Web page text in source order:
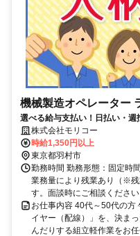
機械製造オペレーター
選べる給与支払い！日払い・
きな時に受け取れる
株式会社モリコー
時給1,350円以上
東京都羽村市
勤務時間 勤務形態：固定時
業務量により残業あり（※
す。面談時にご相談くださ
お仕事内容 40代～50代の方
イヤー（配線）」を、決ま
んだりする組立軽作業をお